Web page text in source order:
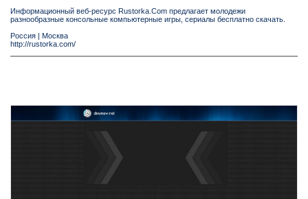
Информационный веб-ресурс Rustorka.Com предлагает молодежи
разнообразные консольные компьютерные игры, сериалы бесплатно скачать.
Россия | Москва
http://rustorka.com/